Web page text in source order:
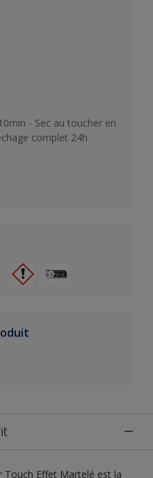
- Sec au toucher en
complet 24h
Touch Effet Martelé est la